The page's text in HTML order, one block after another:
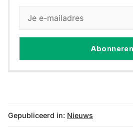
Abonneren
Gepubliceerd in: Nieuws